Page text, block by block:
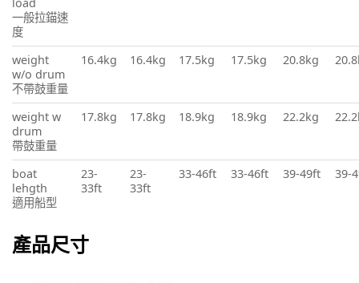
一般拉錨速
度
weight
w/o drum
不帶鼓重量
16.4kg 16.4kg 17.5kg 17.5kg 20.8kg
weight w
drum
帶鼓重量
17.8kg 17.8kg 18.9kg 18.9kg 22.2kg
boat
lehgth
適用船型
23-
33ft
23-
33ft
33-46ft 33-46ft 39-49ft 39-
產品尺寸